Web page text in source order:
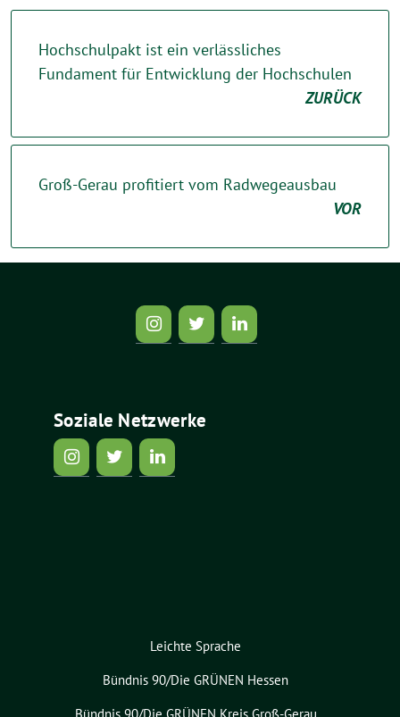
Hochschulpakt ist ein verlässliches
Fundament für Entwicklung der Hochschulen
ZURÜCK
Groß-Gerau profitiert vom Radwegeausbau
VOR
Soziale Netzwerke
Leichte Sprache
Bündnis 90/Die GRÜNEN Hessen